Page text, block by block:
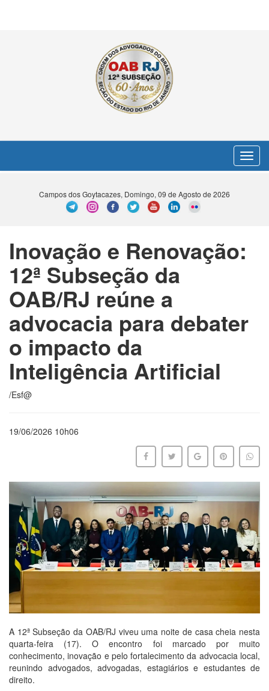
Toggle
Campos dos Goytacazes, Domingo, 09 de Agosto de 2026
Inovação e Renovação:
12ª Subseção da
OAB/RJ reúne a
advocacia para debater
o impacto da
Inteligência Artificial
/Esf@
19/06/2026 10h06
A 12ª Subseção da OAB/RJ viveu uma noite de casa cheia nesta
quarta-feira (17). O encontro foi marcado por muito
conhecimento, inovação e pelo fortalecimento da advocacia local,
reunindo advogados, advogadas, estagiários e estudantes de
direito.